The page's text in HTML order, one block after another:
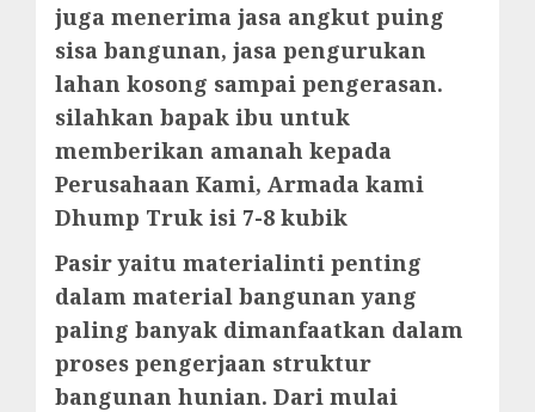
juga menerima jasa angkut puing
sisa bangunan, jasa pengurukan
lahan kosong sampai pengerasan.
silahkan bapak ibu untuk
memberikan amanah kepada
Perusahaan Kami, Armada kami
Dhump Truk isi 7-8 kubik
Pasir yaitu materialinti penting
dalam material bangunan yang
paling banyak dimanfaatkan dalam
proses pengerjaan struktur
bangunan hunian. Dari mulai